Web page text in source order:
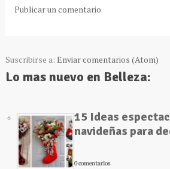
Publicar un comentario
Suscribirse a: Enviar comentarios (Atom)
Lo mas nuevo en Belleza:
15 Ideas
navideñas para
0 comentarios